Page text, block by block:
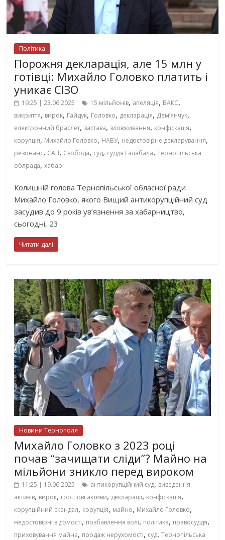
Політика
Порожня декларація, але 15 млн у
готівці: Михайло Головко платить і
уникає СІЗО
19:25 | 23.06.2025 15 мільйонів, апеляція, ВАКС,
викриття, вирок, Гайдук, Головко, декларація, Демʼянчук,
електронний браслет, застава, зловживання, конфіскація,
корупція, Михайло Головко, НАБУ, недостовірне декларування,
резонанс, САП, Свобода, суд, суддя Галабала,Тернопільська
облрада,хабар
Колишній голова Тернопільської обласної ради
Михайло Головко, якого Вищий антикорупційний суд
засудив до 9 років ув’язнення за хабарництво,
сьогодні, 23
Читати далі
Новини Тернополя
Михайло Головко з 2023 році
почав “зачищати сліди”? Майно на
мільйони зникло перед вироком
11:25 | 19.06.2025 антикорупційний суд, виведення
активів, вирок, грошові активи, декларації, конфіскація,
корупційний скандал, корупція, майно, Михайло Головко,
недостовірні відомості, позбавлення волі, політика, правосуддя,
приховування майна, продаж нерухомості, суд,Тернопільська